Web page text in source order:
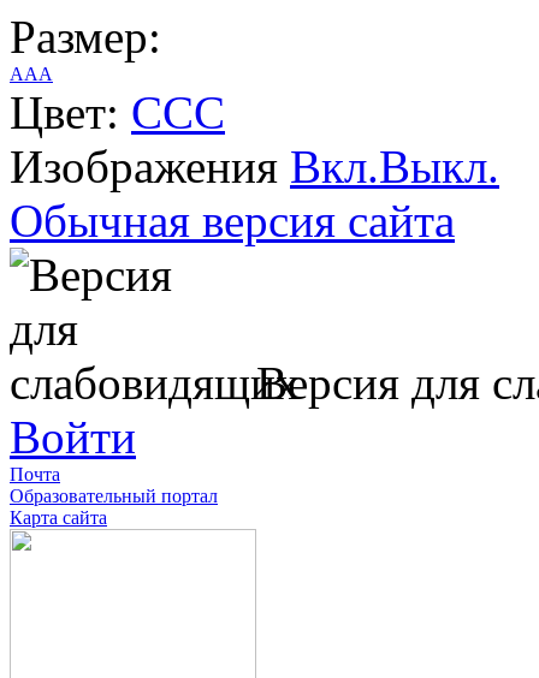
Размер:
AAA
Цвет: CCC
Изображения Вкл.Выкл.
Обычная версия сайта
Версия для
Войти
Почта
Образовательный портал
Карта сайта